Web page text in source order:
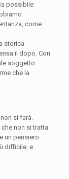
possibile
come
storica
il dopo. Con
soggetto
che la
si farà.
non si tratta
un pensiero
difficile, e